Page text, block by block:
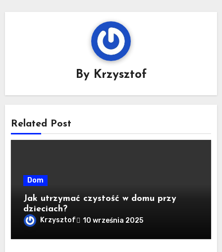
By Krzysztof
Related Post
Dom
Jak utrzymać czystość w domu przy
dzieciach?
Krzysztof 10 września 2025